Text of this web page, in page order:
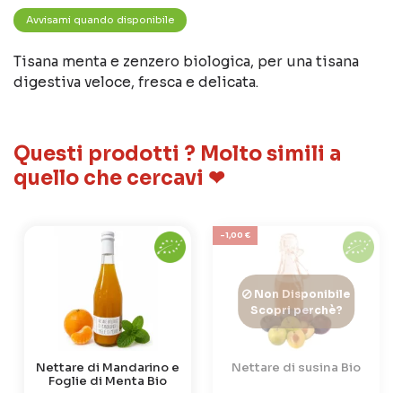
Tisana menta e zenzero biologica, per una tisana
digestiva veloce, fresca e delicata.
Questi prodotti ? Molto simili a
quello che cercavi ❤
Nettare di Mandarino e
Foglie di Menta Bio
-1,00 €
Non Disponibile
Scopri perchè?
Nettare di susina Bio